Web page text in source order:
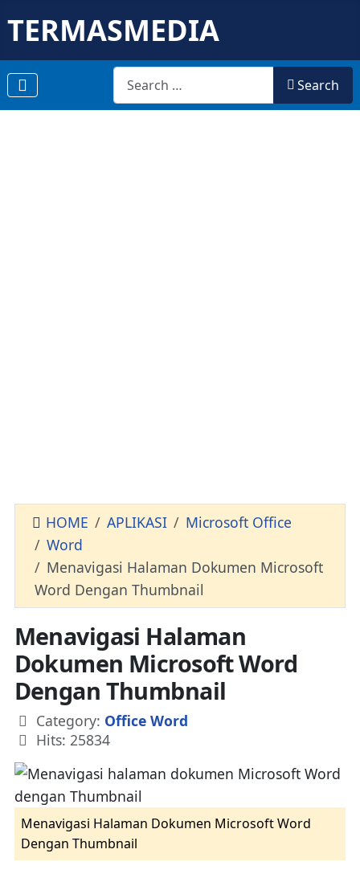
TERMASMEDIA
Search Search
HOME APLIKASI
Microsoft Office
Word
Menavigasi Halaman Dokumen Microsoft
Word Dengan Thumbnail
Menavigasi Halaman
Dokumen Microsoft Word
Dengan Thumbnail
Details
Category: Office Word
Hits: 25834
Menavigasi Halaman Dokumen Microsoft Word
Dengan Thumbnail